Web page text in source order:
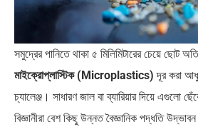
সমুদ্রের পানিতে থাকা ৫ মিলিমিটারের চেয়ে ছোট
মাইক্রোপ্লাস্টিক (Microplastics) দূর করা
চ্যালেঞ্জ। সাধারণ জাল বা ব্যারিয়ার দিয়ে এগুলো
বিজ্ঞানীরা বেশ কিছু উন্নত বৈজ্ঞানিক পদ্ধতি